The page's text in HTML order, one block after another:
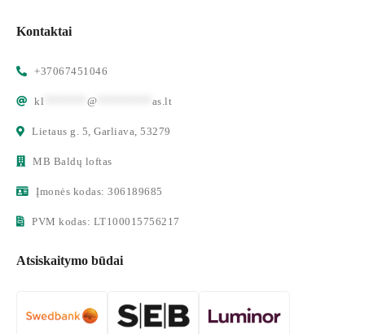
Kontaktai
+37067451046
kl @ as.lt
Lietaus g. 5, Garliava, 53279
MB Baldų loftas
Įmonės kodas: 306189685
PVM kodas: LT100015756217
Atsiskaitymo būdai